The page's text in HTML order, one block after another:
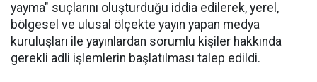
yayma" suçlarını oluşturduğu iddia edilerek, yerel,
bölgesel ve ulusal ölçekte yayın yapan medya
kuruluşları ile yayınlardan sorumlu kişiler hakkında
gerekli adli işlemlerin başlatılması talep edildi.